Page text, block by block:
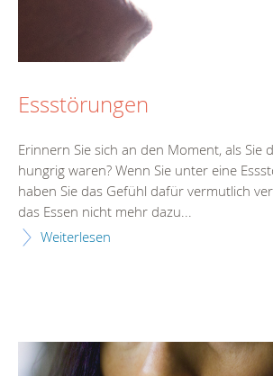
Essstörungen
Erinnern Sie sich an den Moment, als Sie
hungrig waren? Wenn Sie unter eine
haben Sie das Gefühl dafür vermutlich
das Essen nicht mehr dazu...
Weiterlesen